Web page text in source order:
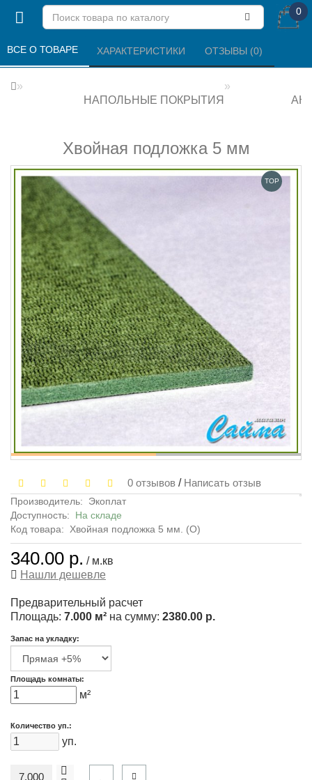
0
НАПОЛЬНЫЕ ПОКРЫТИЯ
Хвойная подложка 5 мм
ВСЕ О ТОВАРЕ ХАРАКТЕРИСТИКИ ОТЗЫВЫ (0)
TOP
0 отзывов / Написать отзыв
Производитель:
Экоплат
Доступность: На складе
Код товара:
Хвойная подложка 5 мм. (О)
340.00 р. / м.кв
Нашли дешевле
Предварительный расчет
Площадь: 7.000 м² на сумму: 2380.00 р.
Запас на укладку:
Площадь комнаты:
м²
Количество уп.:
уп.